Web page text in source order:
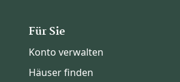
Für Sie
Konto verwalten
Häuser finden